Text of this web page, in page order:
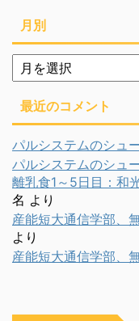
月別
月
別
最近のコメント
パルシステムのシュ
パルシステムのシュ
離乳食1～5日目：和
名 より
産能短大通信学部、
より
産能短大通信学部、